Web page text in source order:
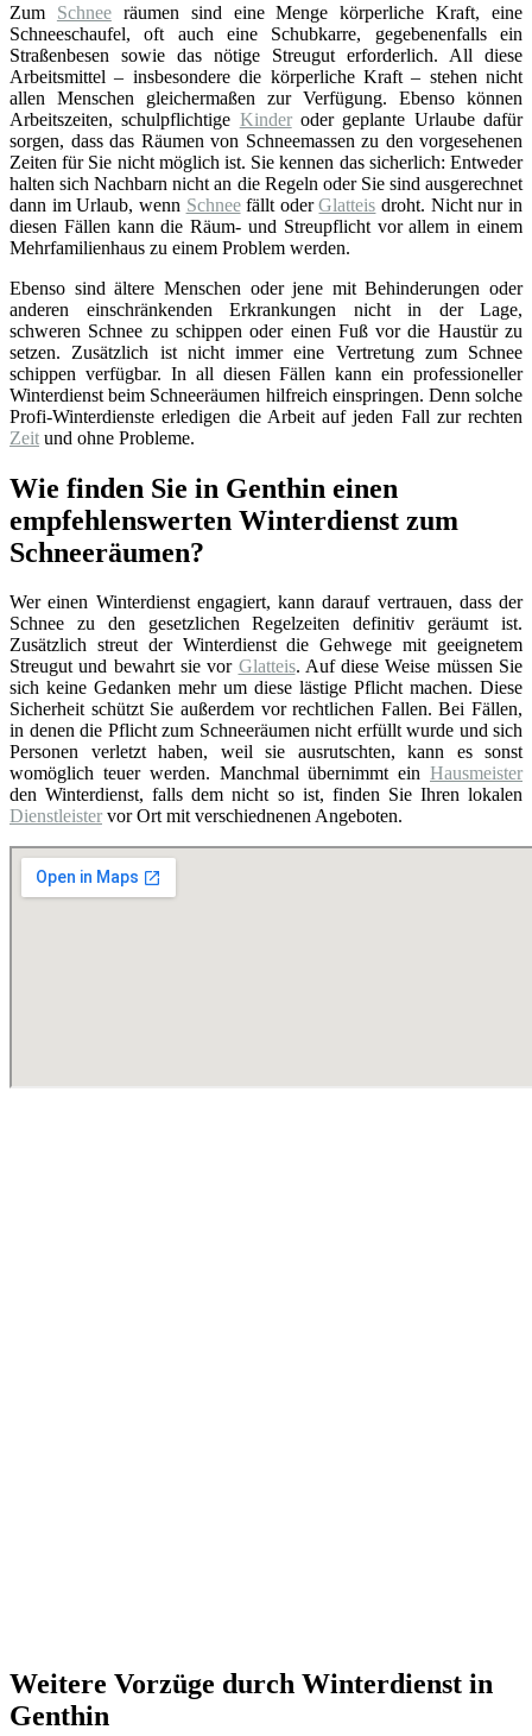
Zum Schneeräumen sind eine Menge körperliche Kraft, eine
Schneeschaufel, oft auch eine Schubkarre, gegebenenfalls ein
Straßenbesen sowie das nötige Streugut erforderlich. All diese
Arbeitsmittel – insbesondere die körperliche Kraft – stehen nicht
allen Menschen gleichermaßen zur Verfügung. Ebenso können
Arbeitszeiten, schulpflichtige Kinderoder geplante Urlaube dafür
sorgen, dass das Räumen von Schneemassen zu den vorgesehenen
Zeiten für Sie nicht möglich ist. Sie kennen das sicherlich: Entweder
halten sich Nachbarn nicht an die Regeln oder Sie sind ausgerechnet
dann im Urlaub, wenn Schneefällt oderGlatteis droht. Nicht nur in
diesen Fällen kann die Räum- und Streupflicht vor allem in einem
Mehrfamilienhaus zu einem Problem werden.
Ebenso sind ältere Menschen oder jene mit Behinderungen oder
anderen einschränkenden Erkrankungen nicht in der Lage,
schweren Schnee zu schippen oder einen Fuß vor die Haustür zu
setzen. Zusätzlich ist nicht immer eine Vertretung zum Schnee
schippen verfügbar. In all diesen Fällen kann ein professioneller
Winterdienst beim Schneeräumen hilfreich einspringen. Denn solche
Profi-Winterdienste erledigen die Arbeit auf jeden Fall zur rechten
Zeit und ohne Probleme.
Wie finden Sie in Genthin einen
empfehlenswerten Winterdienst zum
Schneeräumen?
Wer einen Winterdienst engagiert, kann darauf vertrauen, dass der
Schnee zu den gesetzlichen Regelzeiten definitiv geräumt ist.
Zusätzlich streut der Winterdienst die Gehwege mit geeignetem
Streugut und bewahrt sie vor Glatteis. Auf diese Weise müssen Sie
sich keine Gedanken mehr um diese lästige Pflicht machen. Diese
Sicherheit schützt Sie außerdem vor rechtlichen Fallen. Bei Fällen,
in denen die Pflicht zum Schneeräumen nicht erfüllt wurde und sich
Personen verletzt haben, weil sie ausrutschten, kann es sonst
womöglich teuer werden. Manchmal übernimmt ein Hausmeister
den Winterdienst, falls dem nicht so ist, finden Sie Ihren lokalen
Dienstleister vor Ort mit verschiednenen Angeboten.
Weitere Vorzüge durch Winterdienst in
Genthin